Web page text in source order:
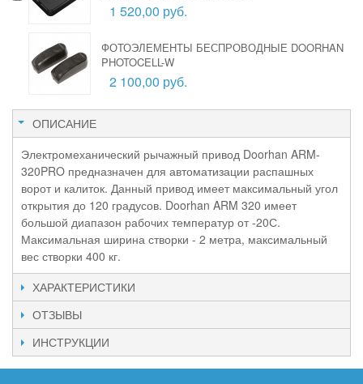
1 520,00 руб.
ФОТОЭЛЕМЕНТЫ БЕСПРОВОДНЫЕ DOORHAN
PHOTOCELL-W
2 100,00 руб.
ОПИСАНИЕ
Электромеханический рычажный привод Doorhan ARM-
320PRO предназначен для автоматизации распашных
ворот и калиток. Данный привод имеет максимальный угол
открытия до 120 градусов. Doorhan ARM 320 имеет
большой диапазон рабочих температур от -20С.
Максимальная ширина створки - 2 метра, максимальный
вес створки 400 кг.
ХАРАКТЕРИСТИКИ
ОТЗЫВЫ
ИНСТРУКЦИИ